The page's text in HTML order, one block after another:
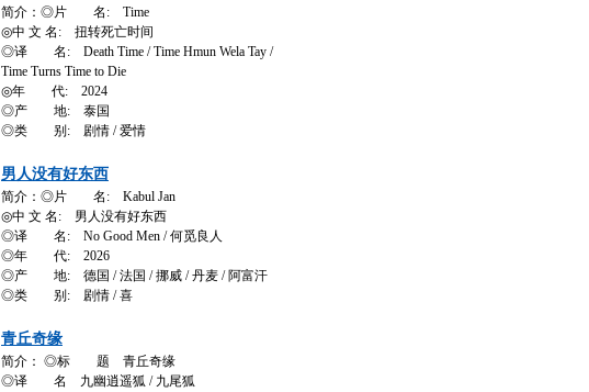
简介：◎片 名: Time
◎中 文 名: 扭转死亡时间
◎译 名: Death Time / Time Hmun Wela Tay /
Time Turns Time to Die
◎年 代: 2024
◎产 地: 泰国
◎类 别: 剧情 / 爱情
男人没有好东西
简介：◎片 名: Kabul Jan
◎中 文 名: 男人没有好东西
◎译 名: No Good Men / 何觅良人
◎年 代: 2026
◎产 地: 德国 / 法国 / 挪威 / 丹麦 / 阿富汗
◎类 别: 剧情 / 喜
青丘奇缘
简介： ◎标 题 青丘奇缘
◎译 名 九幽逍遥狐 / 九尾狐